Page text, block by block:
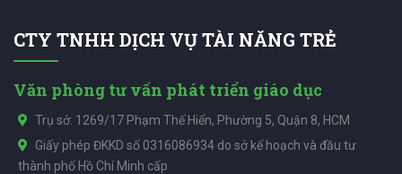
CTY TNHH DỊCH VỤ TÀI NĂNG TRẺ
Văn phòng tư vấn phát triển giáo dục
Trụ sở: 1269/17 Phạm Thế Hiển, Phường 5, Quận 8, HCM
Giấy phép ĐKKD số 0316086934 do sở kế hoạch và đầu tư
thành phố Hồ Chí Minh cấp